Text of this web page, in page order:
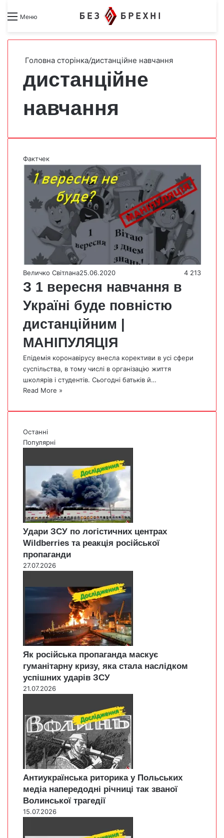
Меню Search forSwitch skin
Головна сторінка/дистанційне навчання
дистанційне
навчання
Фактчек
Величко Світлана25.06.2020 4 213
З 1 вересня навчання в
Україні буде повністю
дистанційним |
МАНІПУЛЯЦІЯ
Епідемія коронавірусу внесла корективи в усі сфери
суспільства, в тому числі в організацію життя
школярів і студентів. Сьогодні батьків й…
Read More »
Останні
Популярні
Удари ЗСУ по логістичних центрах
Wildberries та реакція російської
пропаганди
27.07.2026
Як російська пропаганда маскує
гуманітарну кризу, яка стала наслідком
успішних ударів ЗСУ
21.07.2026
Антиукраїнська риторика у Польських
медіа напередодні річниці так званої
Волинської трагедії
15.07.2026